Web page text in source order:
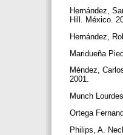
Hernández,
Hill. México.
Hernández,
Maridueña
Méndez,
2001.
Munch
Ortega
Philips, A.